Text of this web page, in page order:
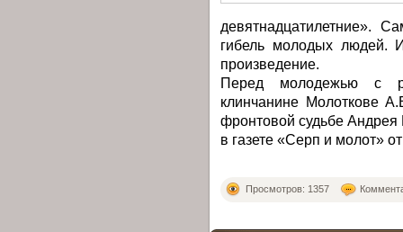
девятнадцатилетние».
гибель молодых людей.
произведение.
Перед молодежью с
клинчанине Молоткове
фронтовой судьбе
в газете «Серп и молот»
Просмотров: 1357